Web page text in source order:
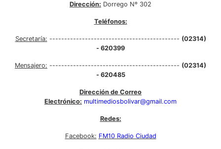
Dirección: Dorrego Nº 302
Teléfonos:
Secretaría: -------------------------------------------- (02314)
- 620399
Mensajero: -------------------------------------------- (02314)
- 620485
Dirección de Correo
Electrónico: multimediosbolivar@gmail.com
Redes:
Facebook: FM10 Radio Ciudad